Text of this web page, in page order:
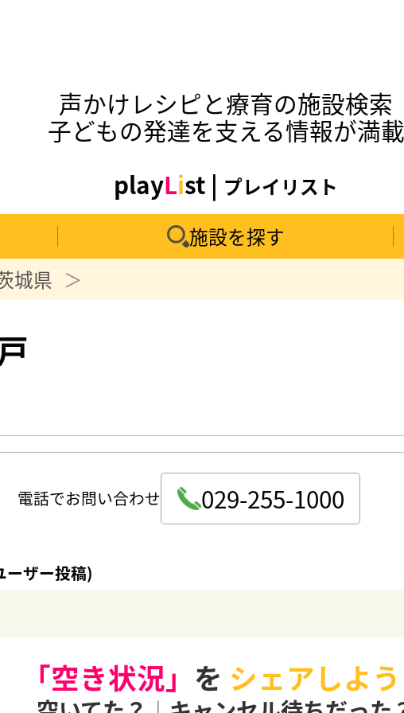
声かけレシピと療育の施設検索
子どもの発達を支える情報が満載
playList | プレイリスト
施設を探す
城県
電話でお問い合わせ 029-255-1000
ーザー投稿)
「空き状況」 を シェアしよ